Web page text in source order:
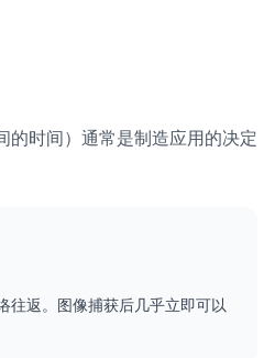
的时间）通常是制造应用的决定
往返。图像捕获后几乎立即可以